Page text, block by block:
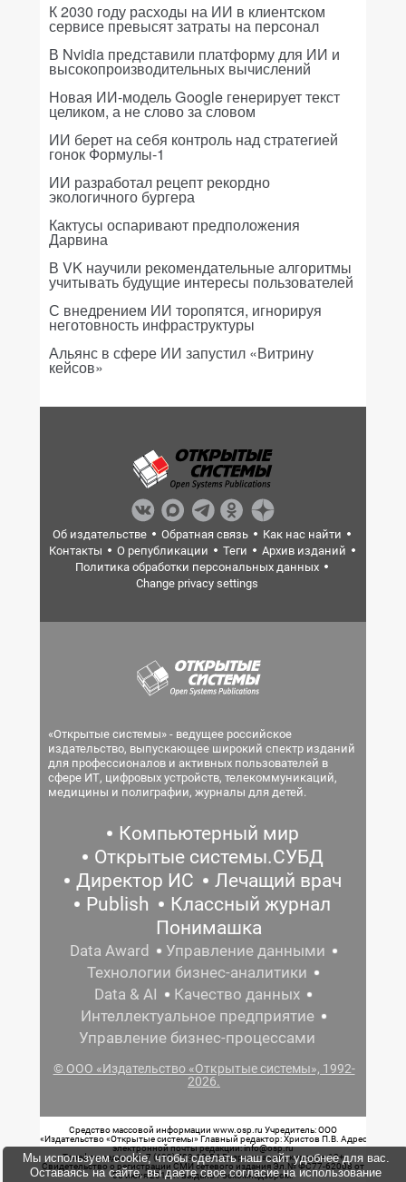
К 2030 году расходы на ИИ в клиентском
сервисе превысят затраты на персонал
В Nvidia представили платформу для ИИ и
высокопроизводительных вычислений
Новая ИИ-модель Google генерирует текст
целиком, а не слово за словом
ИИ берет на себя контроль над стратегией
гонок Формулы-1
ИИ разработал рецепт рекордно
экологичного бургера
Кактусы оспаривают предположения
Дарвина
В VK научили рекомендательные алгоритмы
учитывать будущие интересы пользователей
С внедрением ИИ торопятся, игнорируя
неготовность инфраструктуры
Альянс в сфере ИИ запустил «Витрину
кейсов»
Об издательстве Обратная связь
Как нас найти
Контакты
О републикации Теги
Архив изданий
Политика обработки персональных данных
Change privacy settings
«Открытые системы» - ведущее российское
издательство, выпускающее широкий спектр изданий
для профессионалов и активных пользователей в
сфере ИТ, цифровых устройств, телекоммуникаций,
медицины и полиграфии, журналы для детей.
Компьютерный мир
Открытые системы.СУБД
Директор ИС
Лечащий врач
Publish
Классный журнал
Понимашка
Data Award
Управление данными
Технологии бизнес-аналитики
Data & AI
Качество данных
Интеллектуальное предприятие
Управление бизнес-процессами
© ООО «Издательство «Открытые системы», 1992-
2026.
Средство массовой информации www.osp.ru Учредитель: ООО
«Издательство «Открытые системы» Главный редактор: Христов П.В. Адрес
электронной почты редакции: info@osp.ru
Телефон редакции: 7 (499) 703-18-54 Возрастная маркировка: 12+
Свидетельство о регистрации СМИ сетевого издания Эл.№ ФС77-62008 от
05 июня 2015 г. выдано Роскомнадзором.
Мы используем cookie, чтобы сделать наш сайт удобнее для вас.
Оставаясь на сайте, вы даете свое согласие на использование